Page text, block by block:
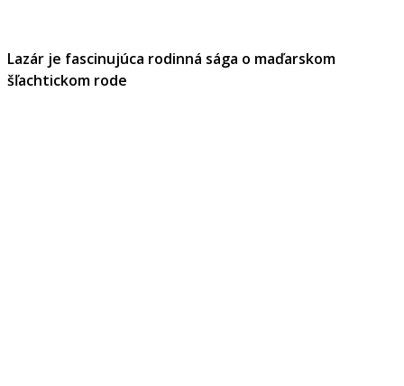
Lazár je fascinujúca rodinná sága o maďarskom
šľachtickom rode